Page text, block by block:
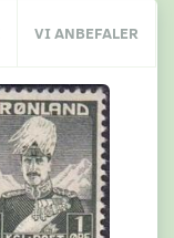
VI ANBEFALER